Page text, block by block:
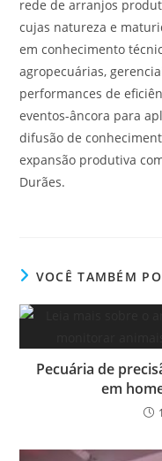
rede de arranjos
cujas natureza e
em conhecimento
agropecuárias,
performances de
eventos-âncora para
difusão de
expansão produtiva
Durães.
VOCÊ TAMBÉM
Pecuária de
em